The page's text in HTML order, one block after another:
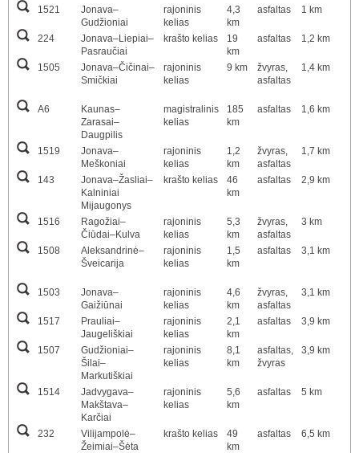
1521
Jonava–
Gudžioniai
rajoninis
kelias
4,3
km
asfaltas 1 km
224
Jonava–Liepiai–
Pasraučiai
krašto kelias
19
km
asfaltas 1,2 km
1505
Jonava–Čičinai–
Smičkiai
rajoninis
kelias
9 km
žvyras,
asfaltas
1,4 km
A6
Kaunas–
Zarasai–
Daugpilis
magistralinis
kelias
185
km
asfaltas 1,6 km
1519
Jonava–
Meškoniai
rajoninis
kelias
1,2
km
žvyras,
asfaltas
1,7 km
143
Jonava–Žasliai–
Kalniniai
Mijaugonys
krašto kelias
46
km
asfaltas 2,9 km
1516
Ragožiai–
Čiūdai–Kulva
rajoninis
kelias
5,3
km
žvyras,
asfaltas
3 km
1508
Aleksandrinė–
Šveicarija
rajoninis
kelias
1,5
km
asfaltas 3,1 km
1503
Jonava–
Gaižiūnai
rajoninis
kelias
4,6
km
žvyras,
asfaltas
3,1 km
1517
Prauliai–
Jaugeliškiai
rajoninis
kelias
2,1
km
asfaltas 3,9 km
1507
Gudžioniai–
Šilai–
Markutiškiai
rajoninis
kelias
8,1
km
asfaltas,
žvyras
3,9 km
1514
Jadvygava–
Makštava–
Karčiai
rajoninis
kelias
5,6
km
asfaltas 5 km
232
Vilijampolė–
Žeimiai–Šėta
krašto kelias
49
km
asfaltas 6,5 km